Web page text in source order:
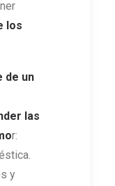
los
de un
las
r:
y